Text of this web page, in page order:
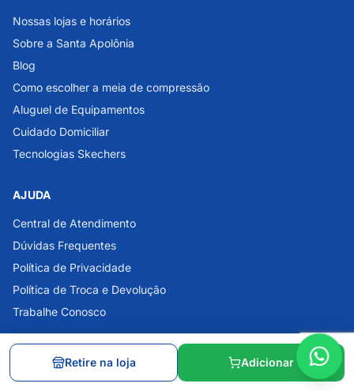
Nossas lojas e horários
Sobre a Santa Apolônia
Blog
Como escolher a meia de compressão
Aluguel de Equipamentos
Cuidado Domiciliar
Tecnologias Skechers
AJUDA
Central de Atendimento
Dúvidas Frequentes
Política de Privacidade
Política de Troca e Devolução
Trabalhe Conosco
WhatsApp
Retire na loja Adicionar